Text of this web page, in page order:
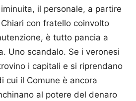
il personale, a partire
con fratello coinvolto
è tutto pancia a
Uno scandalo. Se i veronesi
i capitali e si riprendano
cui il Comune è ancora
al potere del denaro